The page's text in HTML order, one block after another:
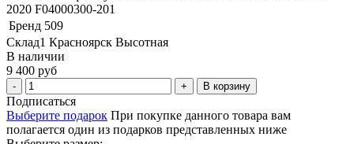
2020 F04000300-201
Бренд 509
Склад1 Красноярск Высотная
В наличии
9 400 руб
В корзину
Подписаться
Выберите подарок При покупке данного товара вам
полагается один из подарков представленных ниже